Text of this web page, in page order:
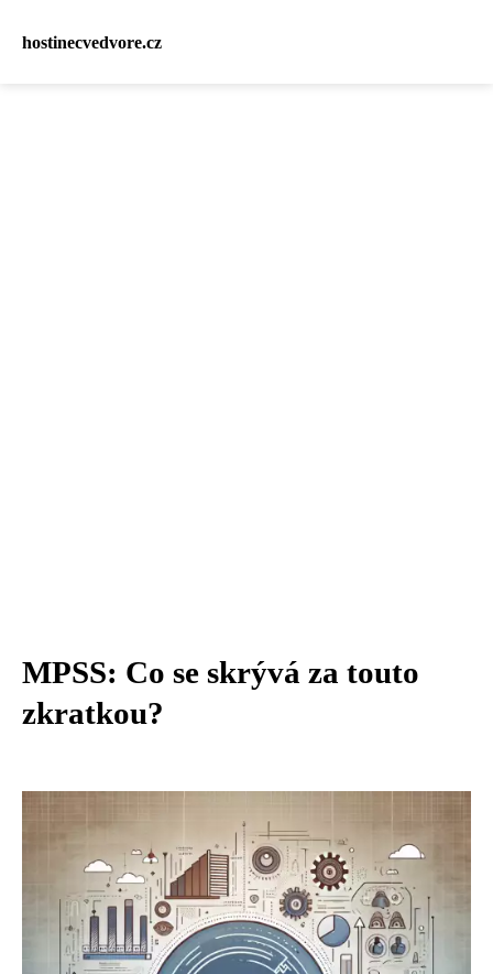
hostinecvedvore.cz
MPSS: Co se skrývá za touto
zkratkou?